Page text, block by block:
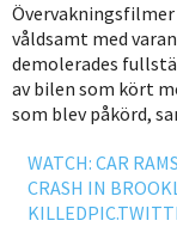
våldsamt med
demolerades
av bilen som kört
som blev påkörd,
WATCH: CAR
CRASH IN
KILLED